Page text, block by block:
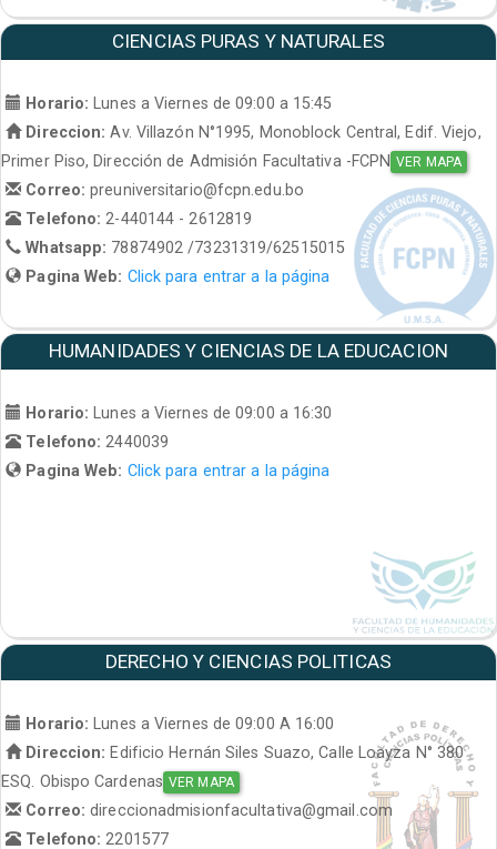
CIENCIAS PURAS Y NATURALES
Horario:
Lunes a Viernes de 09:00 a 15:45
Direccion: Av. Villazón N°1995, Monoblock Central, Edif. Viejo,
Primer Piso, Dirección de Admisión Facultativa -FCPN VER MAPA
Correo:preuniversitario@fcpn.edu.bo
Telefono: 2-440144 - 2612819
Whatsapp: 78874902 /73231319/62515015
Pagina Web: Click para entrar a la página
HUMANIDADES Y CIENCIAS DE LA EDUCACION
Horario: Lunes a Viernes de 09:00 a 16:30
Telefono:2440039
Pagina Web: Click para entrar a la página
DERECHO Y CIENCIAS POLITICAS
Horario:
Lunes a Viernes de 09:00 A 16:00
Direccion: Edificio Hernán Siles Suazo, Calle Loayza N° 380
ESQ. Obispo Cardenas VER MAPA
Correo:direccionadmisionfacultativa@gmail.com
Telefono: 2201577